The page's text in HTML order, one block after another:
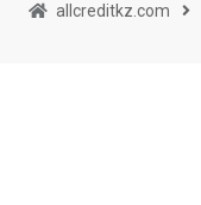
allcreditkz.com